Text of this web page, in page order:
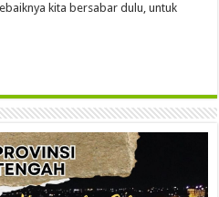
kita bersabar dulu, untuk